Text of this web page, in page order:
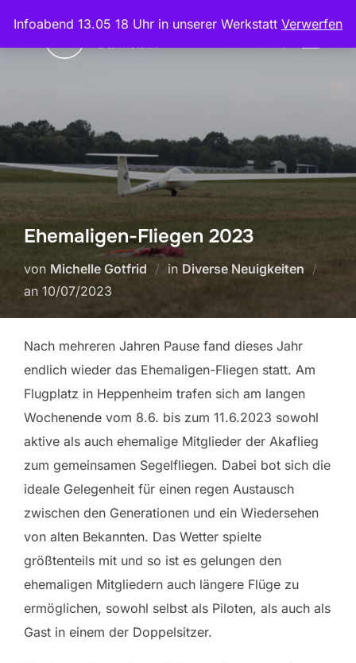
Infoabend 13.05 18 Uhr in unserer Werkstatt Verwerfen
Inhalt
springen
Suchen
Ehemaligen-Fliegen 2023
von Michelle Gotfrid in Diverse Neuigkeiten
an Veröffentlicht
10/07/2023
Nach mehreren Jahren Pause fand dieses Jahr
endlich wieder das Ehemaligen-Fliegen statt. Am
Flugplatz in Heppenheim trafen sich am langen
Wochenende vom 8.6. bis zum 11.6.2023 sowohl
aktive als auch ehemalige Mitglieder der Akaflieg
zum gemeinsamen Segelfliegen. Dabei bot sich die
ideale Gelegenheit für einen regen Austausch
zwischen den Generationen und ein Wiedersehen
von alten Bekannten. Das Wetter spielte
größtenteils mit und so ist es gelungen den
ehemaligen Mitgliedern auch längere Flüge zu
ermöglichen, sowohl selbst als Piloten, als auch als
Gast in einem der Doppelsitzer.